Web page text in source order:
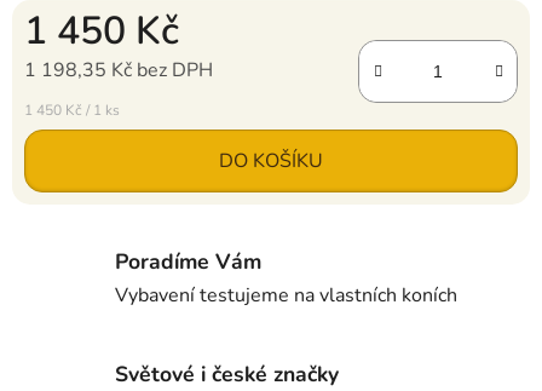
1 450 Kč
1 198,35 Kč bez DPH
Měrná cena:
1 450 Kč / 1 ks
DO KOŠÍKU
Poradíme Vám
Vybavení testujeme na vlastních koních
Světové i české značky